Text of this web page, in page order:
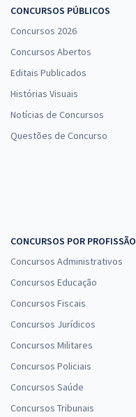
CONCURSOS PÚBLICOS
Concursos 2026
Concursos Abertos
Editais Publicados
Histórias Visuais
Notícias de Concursos
Questões de Concurso
CONCURSOS POR PROFISSÃO
Concursos Administrativos
Concursos Educação
Concursos Fiscais
Concursos Jurídicos
Concursos Militares
Concursos Policiais
Concursos Saúde
Concursos Tribunais